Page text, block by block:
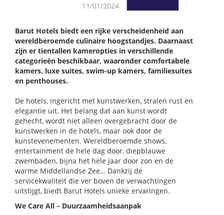
11/01/2024
Barut Hotels biedt een rijke verscheidenheid aan
wereldberoemde culinaire hoogstandjes. Daarnaast
zijn er tientallen kameropties in verschillende
categorieën beschikbaar, waaronder comfortabele
kamers, luxe suites, swim-up kamers, familiesuites
en penthouses.
De hotels, ingericht met kunstwerken, stralen rust en
elegantie uit. Het belang dat aan kunst wordt
gehecht, wordt niet alleen overgebracht door de
kunstwerken in de hotels, maar ook door de
kunstevenementen. Wereldberoemde shows,
entertainment de hele dag door, diepblauwe
zwembaden, bijna het hele jaar door zon en de
warme Middellandse Zee… Dankzij de
servicekwaliteit die ver boven de verwachtingen
uitstijgt, biedt Barut Hotels unieke ervaringen.
We Care All – Duurzaamheidsaanpak